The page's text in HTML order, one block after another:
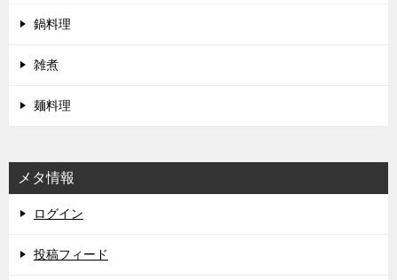
鍋料理
雑煮
麺料理
メタ情報
ログイン
投稿フィード